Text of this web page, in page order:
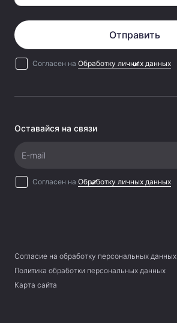
Отправить
Согласен на Обработку личных данных
Оставайся на связи
E-mail
Согласен на Обработку личных данных
Согласие на обработку персональных данных
Политика обработки персональных данных
Карта сайта